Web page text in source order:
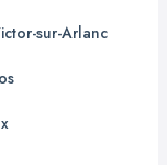
sur-Arlanc